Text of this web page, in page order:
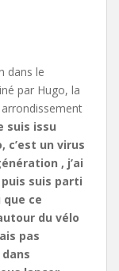
dans le
par Hugo, la
suis issu
c’est un virus
, j’ai
suis parti
que ce
du vélo
pas